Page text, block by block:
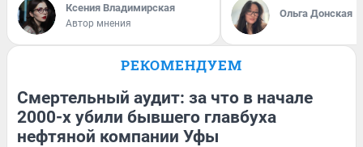
Ксения Владимирская
Автор мнения
Ольга Донская
РЕКОМЕНДУЕМ
Смертельный аудит: за что в начале
2000-х убили бывшего главбуха
нефтяной компании Уфы